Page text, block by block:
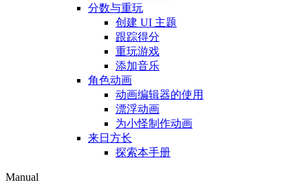
分数与重玩
创建 UI 主题
跟踪得分
重玩游戏
添加音乐
角色动画
动画编辑器的使用
漂浮动画
为小怪制作动画
来日方长
探索本手册
Manual